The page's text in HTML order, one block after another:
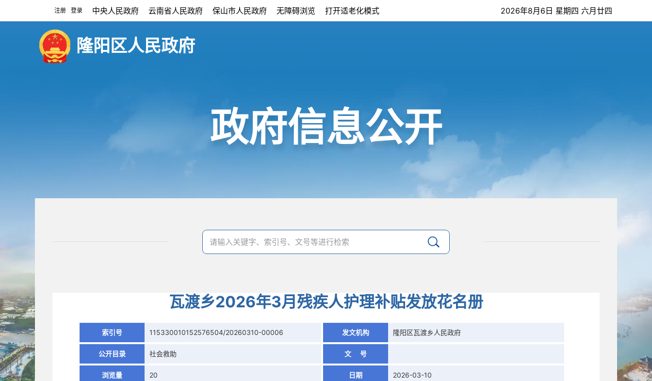
注册 登录 中央人民政府 云南省人民政府 保山市人民政府 无障碍浏览 打开适老化模式 2026年8月6日 星期四 六月廿四
隆阳区人民政府
政府信息公开
瓦渡乡2026年3月残疾人护理补贴发放花名册
索引号 115330010152576504/20260310-00006 发文机构 隆阳区瓦渡乡人民政府
公开目录 社会救助 文 号
浏览量 20 日期 2026-03-10